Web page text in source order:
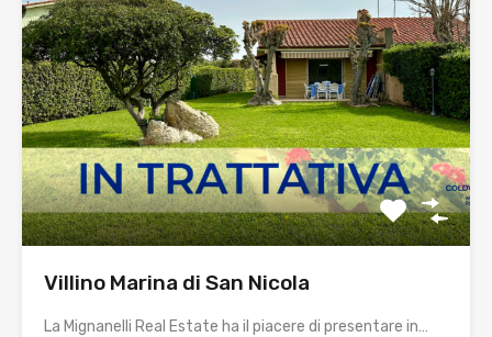
Villino Marina di San Nicola
La Mignanelli Real Estate ha il piacere di presentare in…